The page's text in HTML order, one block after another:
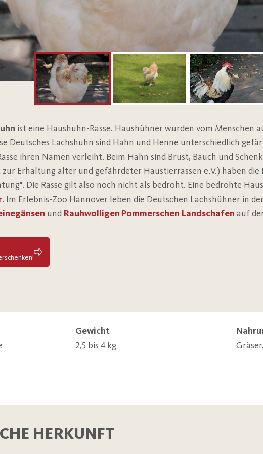
ist eine Haushuhn-Rasse. Haushühner wurden vom Menschen
Deutsches Lachshuhn sind Hahn und Henne unterschiedlich
ihren Namen verleiht. Beim Hahn sind Brust, Bauch und
Erhaltung alter und gefährdeter Haustierrassen e.V.) haben die
Die Rasse gilt also noch nicht als bedroht. Eine bedrohte
. Im Erlebnis-Zoo Hannover leben die Deutschen Lachshühner in
und Rauhwolligen Pommerschen Landschafen auf
Gewicht
2,5 bis 4 kg
HERKUNFT